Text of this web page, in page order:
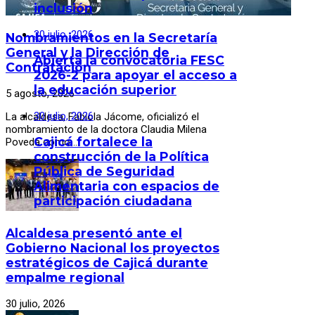
Nombramientos en la Secretaría
General y la Dirección de
Contratación
5 agosto, 2026
La alcaldesa, Fabiola Jácome, oficializó el
nombramiento de la doctora Claudia Milena
Poveda como …
Alcaldesa presentó ante el
Gobierno Nacional los proyectos
estratégicos de Cajicá durante
empalme regional
30 julio, 2026
inclusión
30 julio, 2026
Abierta la convocatoria FESC
2026-2 para apoyar el acceso a
la educación superior
30 julio, 2026
Cajicá fortalece la
construcción de la Política
Pública de Seguridad
Alimentaria con espacios de
participación ciudadana